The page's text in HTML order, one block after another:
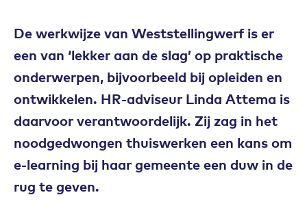
De werkwijze van Weststellingwerf is er
een van ‘lekker aan de slag’ op praktische
onderwerpen, bijvoorbeeld bij opleiden en
ontwikkelen. HR-adviseur Linda Attema is
daarvoor verantwoordelijk. Zij zag in het
noodgedwongen thuiswerken een kans om
e-learning bij haar gemeente een duw in de
rug te geven.